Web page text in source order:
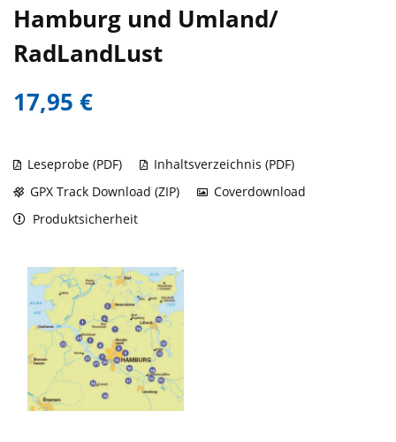
Hamburg und Umland/
RadLandLust
17,95 €
Leseprobe (PDF)
Inhaltsverzeichnis (PDF)
GPX Track Download (ZIP)
Coverdownload
Produktsicherheit